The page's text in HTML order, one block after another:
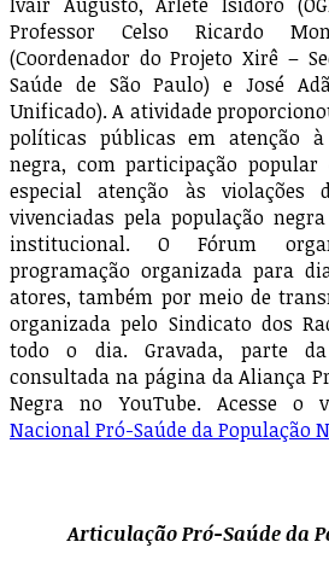
Professor Celso Ricardo
(Coordenador do Projeto Xirê –
Saúde de São Paulo) e José
Unificado). A atividade
políticas públicas em atenção
negra, com participação
especial atenção às violações
vivenciadas pela população
institucional. O Fórum
programação organizada para
atores, também por meio de
organizada pelo Sindicato dos
todo o dia. Gravada, parte
consultada na página da Aliança
Negra no YouTube. Acesse o
Nacional Pró-Saúde da População
Articulação Pró-Saúde da